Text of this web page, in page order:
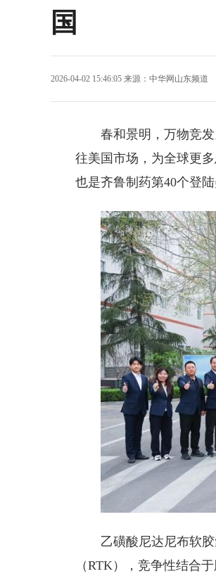
国
2026-04-02 15:46:05 来源： 中华网山东频道
春和景明，万物竞
往美国市场，为全球更
也是齐鲁制药第40个登
乙磺酸尼达尼布软
（RTK），竞争性结合